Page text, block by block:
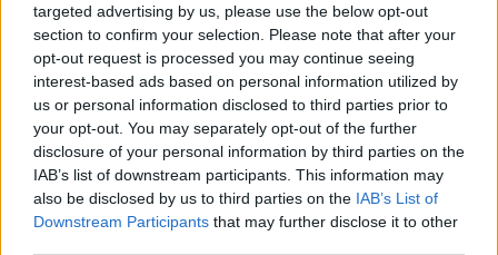
targeted advertising by us, please use the below opt-out
section to confirm your selection. Please note that after your
opt-out request is processed you may continue seeing
interest-based ads based on personal information utilized by
us or personal information disclosed to third parties prior to
your opt-out. You may separately opt-out of the further
disclosure of your personal information by third parties on the
IAB’s list of downstream participants. This information may
also be disclosed by us to third parties on the IAB’s List of
Downstream Participants that may further disclose it to other
The Odyssey (17 Ιουλίου)